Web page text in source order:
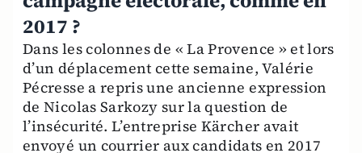
2017 ?
Dans les colonnes de « La Provence » et lors
d’un déplacement cette semaine, Valérie
Pécresse a repris une ancienne expression
de Nicolas Sarkozy sur la question de
l’insécurité. L’entreprise Kärcher avait
envoyé un courrier aux candidats en 2017